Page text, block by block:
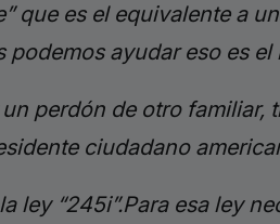
que es el equivalente a
ayudar eso es el
perdón de otro
ciudadano
ley “245i”.Para esa ley